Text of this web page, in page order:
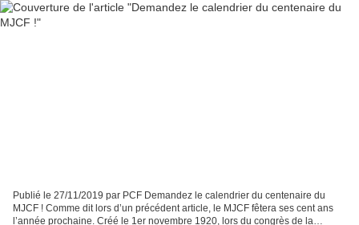
Publié le 27/11/2019 par PCF Demandez le calendrier du centenaire du
MJCF ! Comme dit lors d’un précédent article, le MJCF fêtera ses cent ans
l’année prochaine. Créé le 1er novembre 1920, lors du congrès de la